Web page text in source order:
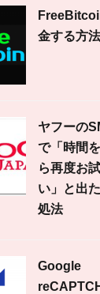
金する方法
ヤフーの
で「時間
ら再度お
い」と出
処法
Google